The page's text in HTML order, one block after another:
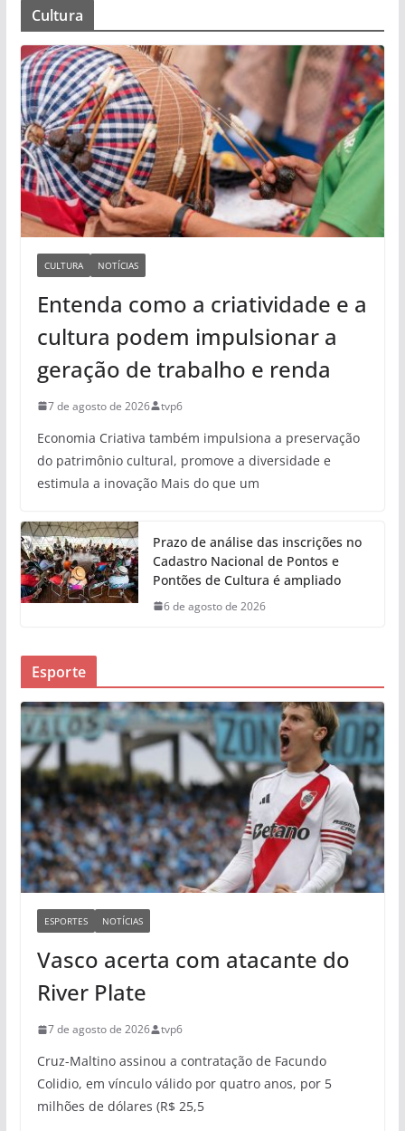
Cultura
CULTURA NOTÍCIAS
Entenda como a criatividade e a
cultura podem impulsionar a
geração de trabalho e renda
7 de agosto de 2026 tvp6
Economia Criativa também impulsiona a preservação
do patrimônio cultural, promove a diversidade e
estimula a inovação Mais do que um
Prazo de análise das inscrições no
Cadastro Nacional de Pontos e
Pontões de Cultura é ampliado
6 de agosto de 2026
Esporte
ESPORTES NOTÍCIAS
Vasco acerta com atacante do
River Plate
7 de agosto de 2026 tvp6
Cruz-Maltino assinou a contratação de Facundo
Colidio, em vínculo válido por quatro anos, por 5
milhões de dólares (R$ 25,5